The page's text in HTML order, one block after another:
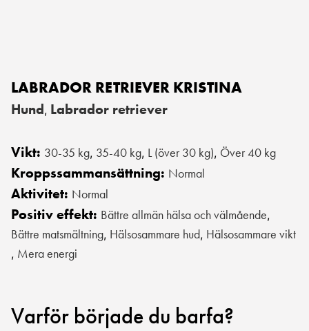
LABRADOR RETRIEVER KRISTINA
Hund, Labrador retriever
Vikt: 30-35 kg, 35-40 kg, L (över 30 kg), Över 40 kg
Kroppssammansättning: Normal
Aktivitet: Normal
Positiv effekt: Bättre allmän hälsa och välmående,
Bättre matsmältning, Hälsosammare hud, Hälsosammare vikt
, Mera energi
Varför började du barfa?